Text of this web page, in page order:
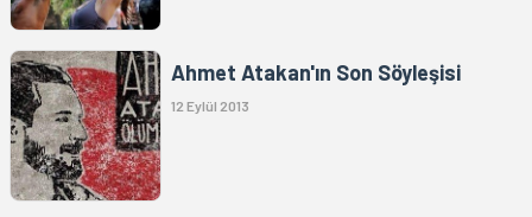
Ahmet Atakan'ın Son Söyleşisi
12 Eylül 2013